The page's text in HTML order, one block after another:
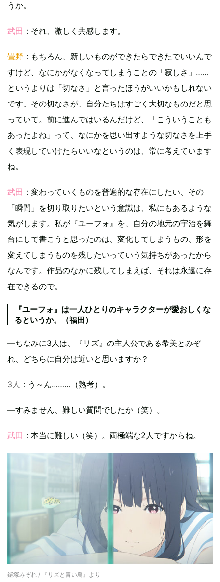
うか。
武田 ：それ、激しく共感します。
畳野 ：もちろん、新しいものができたらできたでいいんで
すけど、なにかがなくなってしまうことの「寂しさ」……
というよりは「切なさ」と言ったほうがいいかもしれない
です。その切なさが、自分たちはすごく大切なものだと思
っていて。前に進んではいるんだけど、「こういうことも
あったよね」って、なにかを思い出すような切なさを上手
く表現していけたらいいなというのは、常に考えています
ね。
武田 ：変わっていくものを普遍的な存在にしたい、その
「瞬間」を切り取りたいという意識は、私にもあるような
気がします。私が『ユーフォ』を、自分の地元の宇治を舞
台にして書こうと思ったのは、変化してしまうもの、形を
変えてしまうものを残したいっていう気持ちがあったから
なんです。作品のなかに残してしまえば、それは永遠に存
在できるので。
『ユーフォ』は一人ひとりのキャラクターが愛おしくな
るというか。（福田）
—ちなみに3人は、『リズ』の主人公である希美とみぞ
れ、どちらに自分は近いと思いますか？
3人 ：う～ん………（熟考）。
—すみません、難しい質問でしたか（笑）。
武田 ：本当に難しい（笑）。両極端な2人ですからね。
鎧塚みぞれ / 『リズと青い鳥』より